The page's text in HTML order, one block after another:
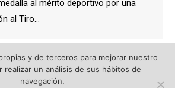
al mérito deportivo por una
al Tiro…
y de terceros para mejorar nuestro
realizar un análisis de sus hábitos de
navegación.